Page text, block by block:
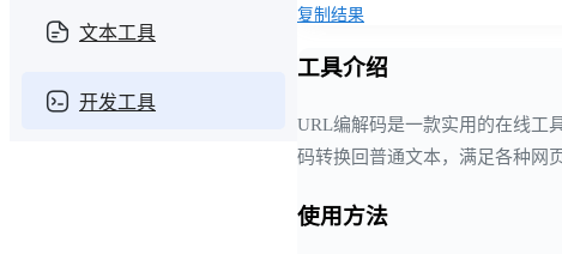
文本工具
开发工具
复制结果
工具介绍
URL编解码是一款实用的在线工
码转换回普通文本，满足各种网
使用方法